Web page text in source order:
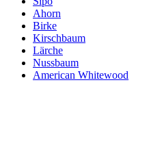
Ahorn
Birke
Kirschbaum
Lärche
Nussbaum
American Whitewood